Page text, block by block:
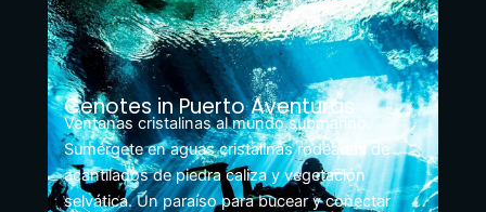
Cenotes in Puerto Aventuras
Ventanas cristalinas al mundo submarino.
Sumérgete en aguas cristalinas rodeadas de
acantilados de piedra caliza y vegetación
selvática. Un paraíso para bucear y conectar